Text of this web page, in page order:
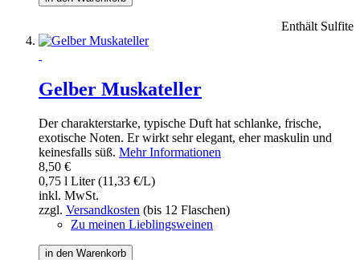
Enthält Sulfite
Gelber Muskateller
Der charakterstarke, typische Duft hat schlanke, frische,
exotische Noten. Er wirkt sehr elegant, eher maskulin und
keinesfalls süß. Mehr Informationen
8,50 €
0,75 l Liter (11,33 €/L)
inkl. MwSt.
zzgl. Versandkosten (bis 12 Flaschen)
Zu meinen Lieblingsweinen
in den Warenkorb